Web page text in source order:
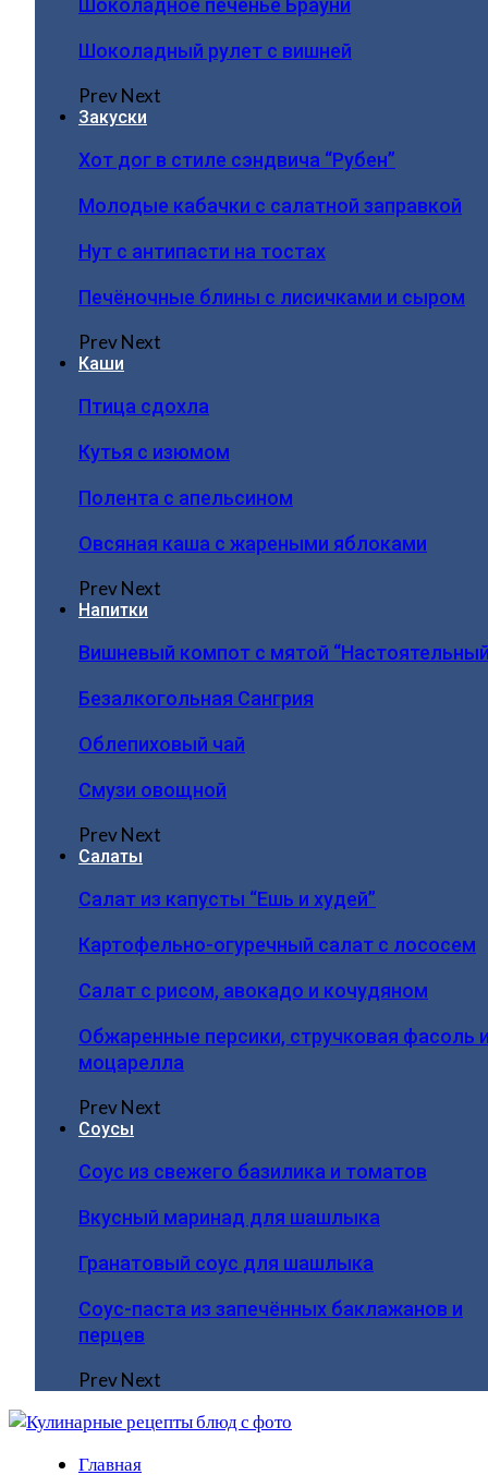
Шоколадное печенье Брауни
Шоколадный рулет с вишней
PrevNext
Закуски
Хот дог в стиле сэндвича “Рубен”
Молодые кабачки с салатной заправкой
Нут с антипасти на тостах
Печёночные блины с лисичками и сыром
PrevNext
Каши
Птица сдохла
Кутья с изюмом
Полента с апельсином
Овсяная каша с жареными яблоками
PrevNext
Напитки
Вишневый компот с мятой
Безалкогольная Сангрия
Облепиховый чай
Смузи овощной
PrevNext
Салаты
Салат из капусты “Ешь и худей”
Картофельно-огуречный салат с лососем
Салат с рисом, авокадо и кочудяном
Обжаренные персики, стручковая фасоль
моцарелла
PrevNext
Соусы
Соус из свежего базилика и томатов
Вкусный маринад для шашлыка
Гранатовый соус для шашлыка
Соус-паста из запечённых баклажанов и
перцев
PrevNext
Главная